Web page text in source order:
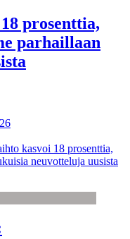
prosenttia,
parhaillaan
kasvoi 18 prosenttia,
neuvotteluja uusista